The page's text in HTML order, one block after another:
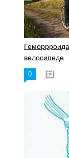
велосипеде
0